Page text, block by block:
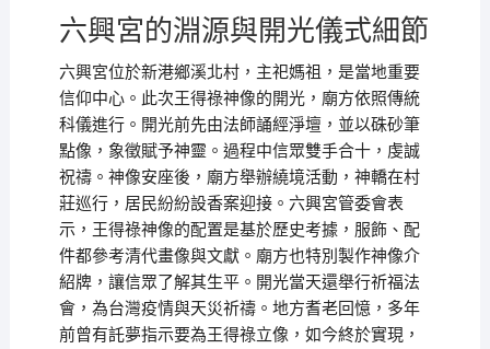
六興宮的淵源與開光儀式細節
六興宮位於新港鄉溪北村，主祀媽祖，是當地重要
信仰中心。此次王得祿神像的開光，廟方依照傳統
科儀進行。開光前先由法師誦經淨壇，並以硃砂筆
點像，象徵賦予神靈。過程中信眾雙手合十，虔誠
祝禱。神像安座後，廟方舉辦繞境活動，神轎在村
莊巡行，居民紛紛設香案迎接。六興宮管委會表
示，王得祿神像的配置是基於歷史考據，服飾、配
件都參考清代畫像與文獻。廟方也特別製作神像介
紹牌，讓信眾了解其生平。開光當天還舉行祈福法
會，為台灣疫情與天災祈禱。地方耆老回憶，多年
前曾有託夢指示要為王得祿立像，如今終於實現，